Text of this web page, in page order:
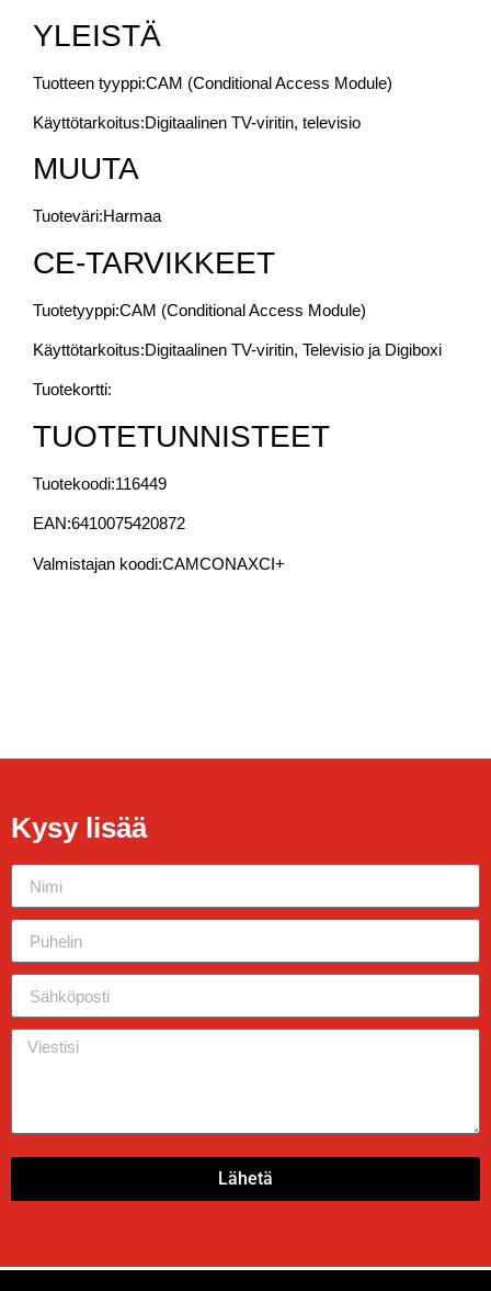
YLEISTÄ
Tuotteen tyyppi:CAM (Conditional Access Module)
Käyttötarkoitus:Digitaalinen TV-viritin, televisio
MUUTA
Tuoteväri:Harmaa
CE-TARVIKKEET
Tuotetyyppi:CAM (Conditional Access Module)
Käyttötarkoitus:Digitaalinen TV-viritin, Televisio ja Digiboxi
Tuotekortti:
TUOTETUNNISTEET
Tuotekoodi:116449
EAN:6410075420872
Valmistajan koodi:CAMCONAXCI+
Kysy lisää
Lähetä